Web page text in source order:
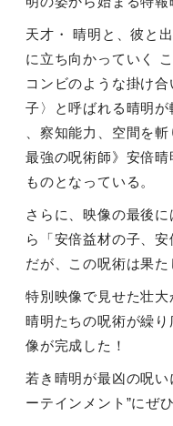
天才・ 晴明と、彼と
に立ち向かっていく
コンビのような掛け
子〉と呼ばれる晴明
、察知能力、空間を
最強の呪術師》安倍
ものとなっている。
さらに、映像の最後
ら「安倍益材の子、
だが、この呪術は果
特別映像で見せた壮大
晴明たちの呪術が繰
像が完成した！
若き晴明が最凶の呪い
ーテインメント”にぜ